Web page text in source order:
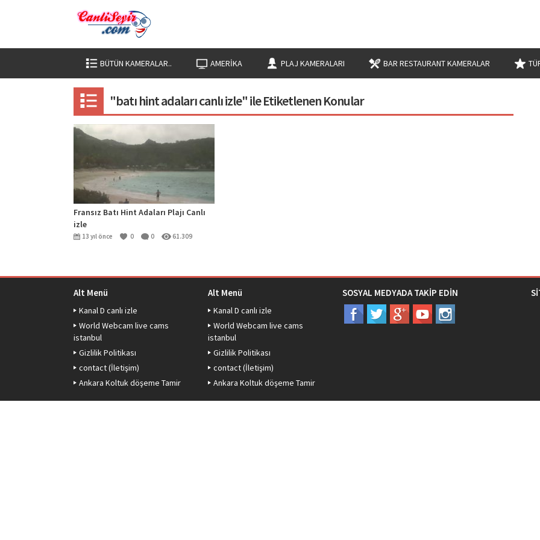
BÜTÜN KAMERALAR.. AMERIKA PLAJ KAMERALARI BAR RESTAURANT KAMERALAR
"batı hint adaları canlı izle" ile Etiketlenen Konular
Fransız Batı Hint Adaları Plajı Canlı
izle
13 yıl önce 0 0 61.309
Alt Menü
Kanal D canlı izle
World Webcam live cams
istanbul
Gizlilik Politikası
contact (İletişim)
Ankara Koltuk döşeme Tamir
Alt Menü
Kanal D canlı izle
World Webcam live cams
istanbul
Gizlilik Politikası
contact (İletişim)
Ankara Koltuk döşeme Tamir
SOSYAL MEDYADA TAKİP EDİN